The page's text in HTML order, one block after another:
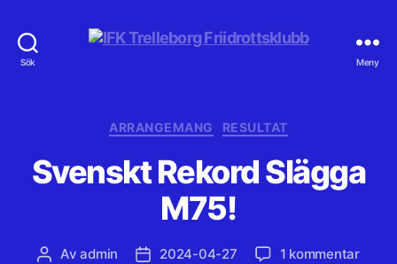
Sök Meny
Kategorier
ARRANGEMANG RESULTAT
Svenskt Rekord Slägga
M75!
Inläggsförfattare
Avadmin Inläggsdatum
2024-04-27 1 kommentartill